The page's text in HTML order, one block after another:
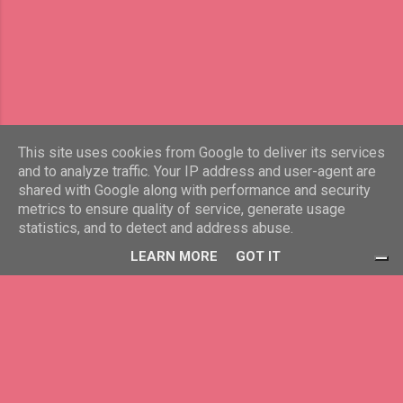
собствен аромат Главният герой – Жан-
Батист Грьонуй – се ражда в Париж през
XVIII век. Още от самото начало той е
различен. Той няма собствен телесен
аромат. Но притежава нещо друго –
свръхчовешко обоняние. Грьонуй може
да различава хиляди миризми
едновременно – камък, дъжд, дърво,
Предоставено от Blogger
This site uses cookies from Google to deliver its services
and to analyze traffic. Your IP address and user-agent are
shared with Google along with performance and security
metrics to ensure quality of service, generate usage
statistics, and to detect and address abuse.
LEARN MORE GOT IT